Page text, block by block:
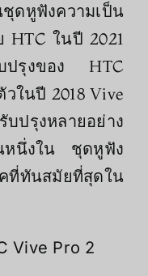
ดหูฟังความเป็น
HTC ในปี 2021
บปรุงของ HTC
ในปี 2018 Vive
ปรุงหลายอย่าง
หนึ่งใน ชุดหูฟัง
ทันสมัยที่สุดใน
Vive Pro 2